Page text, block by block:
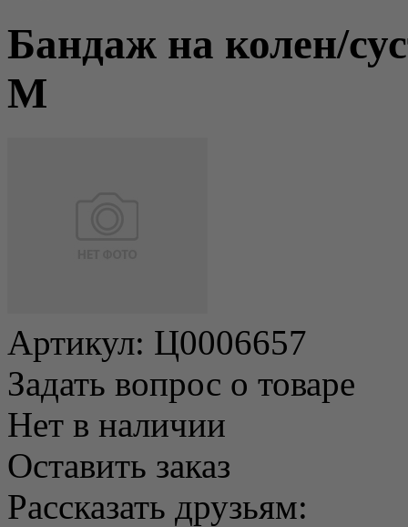
Бандаж на колен/
M
Артикул: Ц0006657
Задать вопрос о товаре
Нет в наличии
Оставить заказ
Рассказать друзьям: